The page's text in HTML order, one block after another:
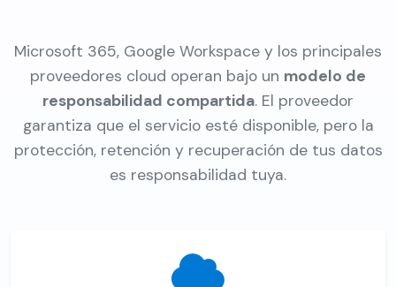
Microsoft 365, Google Workspace y los principales
proveedores cloud operan bajo un modelo de
responsabilidad compartida. El proveedor
garantiza que el servicio esté disponible, pero la
protección, retención y recuperación de tus datos
es responsabilidad tuya.